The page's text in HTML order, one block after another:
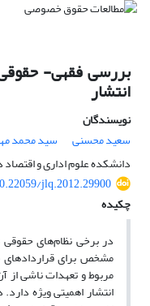
بررسی فقهی-
انتشار
نویسندگان
سعید محسنی
سید محمد
دانشکده علوم اداری و
jlq.2012.29900
چکیده
در برخی نظام‌های
مشخص برای قراردادهای
مربوط و تعهدات ناشی از
انتشار اهمیتی ویژه